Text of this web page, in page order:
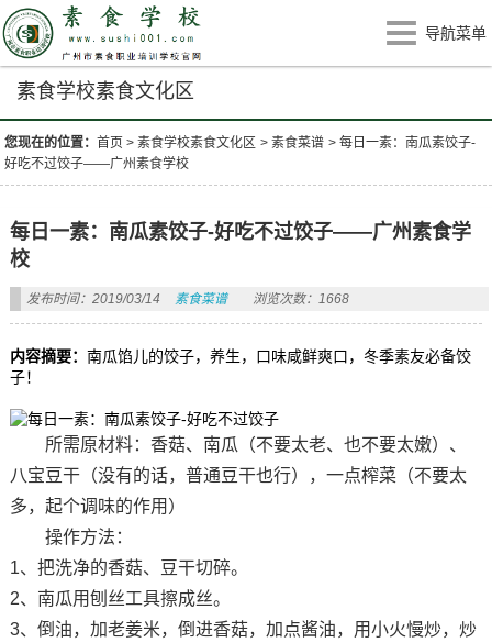
导航菜单
素食学校素食文化区
您现在的位置：首页 >素食学校素食文化区 >素食菜谱 >每日一素：南瓜素饺子-
好吃不过饺子——广州素食学校
每日一素：南瓜素饺子-好吃不过饺子——广州素食学
校
发布时间：2019/03/14 素食菜谱 浏览次数：1668
内容摘要： 南瓜馅儿的饺子，养生，口味咸鲜爽口，冬季素友必备饺
子！
所需原材料：香菇、南瓜（不要太老、也不要太嫩）、
八宝豆干（没有的话，普通豆干也行），一点榨菜（不要太
多，起个调味的作用）
操作方法：
1、把洗净的香菇、豆干切碎。
2、南瓜用刨丝工具擦成丝。
3、倒油，加老姜米，倒进香菇，加点酱油，用小火慢炒，炒